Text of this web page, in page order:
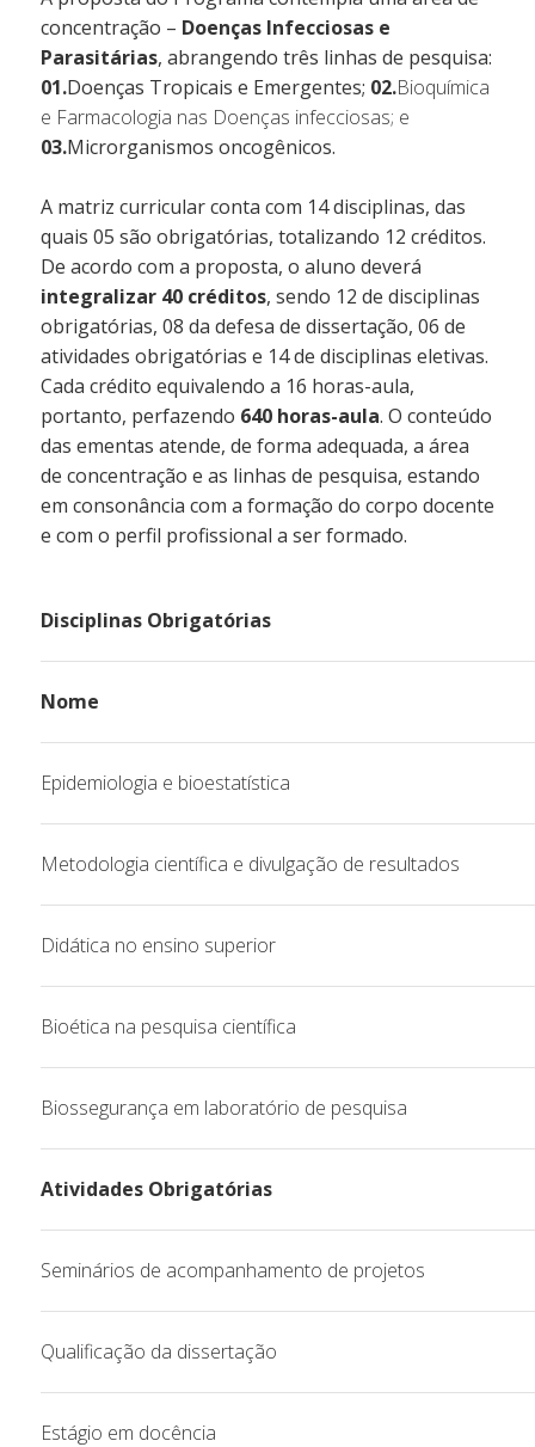
Corpo
Matriz
concentração – Doenças Infecciosas e
Parasitárias, abrangendo três linhas de pesquisa:
01.Doenças Tropicais e Emergentes; 02.Bioquímica
e Farmacologia nas Doenças infecciosas; e
03.Microrganismos oncogênicos.
A matriz curricular conta com 14 disciplinas, das
quais 05 são obrigatórias, totalizando 12 créditos.
De acordo com a proposta, o aluno deverá
integralizar 40 créditos, sendo 12 de disciplinas
obrigatórias, 08 da defesa de dissertação, 06 de
atividades obrigatórias e 14 de disciplinas eletivas.
Cada crédito equivalendo a 16 horas-aula,
portanto, perfazendo 640 horas-aula. O conteúdo
das ementas atende, de forma adequada, a área
de concentração e as linhas de pesquisa, estando
em consonância com a formação do corpo docente
e com o perfil profissional a ser formado.
Disciplinas Obrigatórias
Nome
Epidemiologia e bioestatística
Metodologia científica e divulgação de resultados
Didática no ensino superior
Bioética na pesquisa científica
Biossegurança em laboratório de pesquisa
Atividades Obrigatórias
Seminários de acompanhamento de projetos
Qualificação da dissertação
Estágio em docência